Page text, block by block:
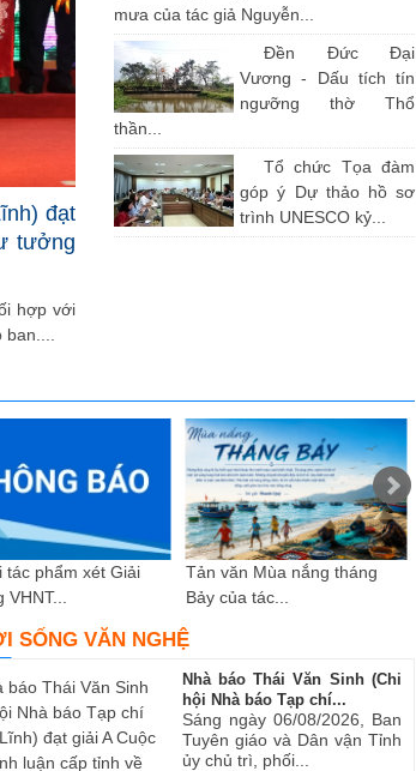
đạt
tưởng
hợp với
mưa của tác giả Nguyễn...
Đền Đức Đại
Vương - Dấu tích tín
ngưỡng thờ Thổ
thần...
Tổ chức Tọa đàm
góp ý Dự thảo hồ sơ
trình UNESCO kỷ...
tác phẩm xét Giải
Tản văn Mùa nắng tháng
Bảy của tác...
SỐNG VĂN NGHỆ
Nhà báo Thái Văn Sinh (Chi
hội Nhà báo Tạp chí...
Sáng ngày 06/08/2026, Ban
Tuyên giáo và Dân vận Tỉnh
ủy chủ trì, phối...